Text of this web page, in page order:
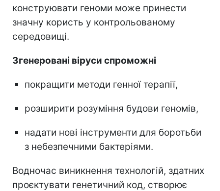
конструювати геноми може принести
значну користь у контрольованому
середовищі.
Згенеровані віруси спроможні
покращити методи генної терапії,
розширити розуміння будови геномів,
надати нові інструменти для боротьби
з небезпечними бактеріями.
Водночас виникнення технологій, здатних
проєктувати генетичний код, створює